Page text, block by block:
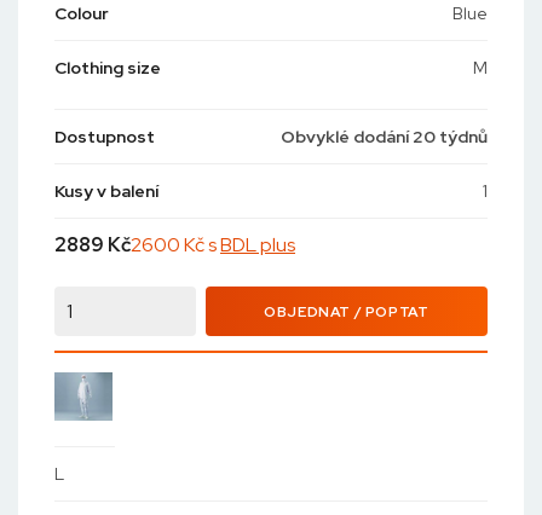
Colour Blue
Clothing size M
Dostupnost Obvyklé dodání 20 týdnů
Kusy v balení 1
2889 Kč2600 Kč sBDL plus
OBJEDNAT / POPTAT
L